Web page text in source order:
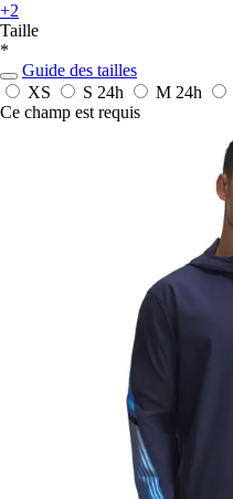
+2
Taille
*
Guide des tailles
XS
S 24h M 24h
Ce champ est requis